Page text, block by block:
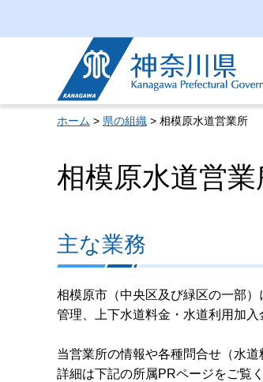
神奈川県
ホーム > 県の組織 > 相模原水道営業所
相模原水道営業
主な業務
相模原市（中央区及び緑区の一部
管理、上下水道料金・水道利用加
当営業所の情報や各種問合せ（水
詳細は下記の所属PRページをご覧く